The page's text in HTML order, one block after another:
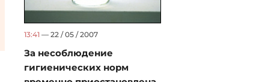
13:41 — 22 / 05 / 2007
За несоблюдение
гигиенических норм